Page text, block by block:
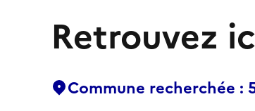
Retrouvez
Commune recherchée :